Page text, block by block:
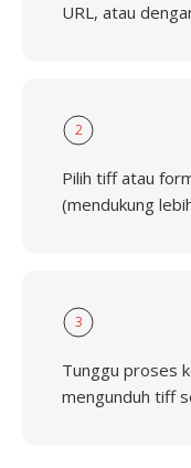
URL, atau
2
Pilih tiff atau
(mendukung
3
Tunggu proses
mengunduh tiff